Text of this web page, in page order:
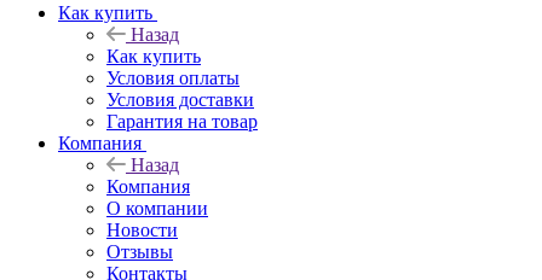
Как купить
Назад
Как купить
Условия оплаты
Условия доставки
Гарантия на товар
Компания
Назад
Компания
О компании
Новости
Отзывы
Контакты